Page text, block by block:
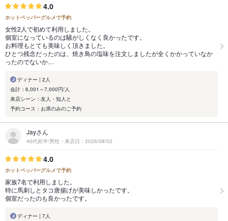
4.0
ホットペッパーグルメで予約
女性2人で初めて利用しました。
個室になっているのは騒がしくなく良かったです。
お料理もとても美味しく頂きました。
ひとつ残念だったのは、焼き鳥の塩味を注文しましたが全くかかっていなか
ったのでないか…
ディナー | 2人
会計：6,001～7,000円/人
来店シーン：友人・知人と
予約コース：お席のみのご予約
Jayさん
40代前半/男性・来店日：2026/08/02
4.0
ホットペッパーグルメで予約
家族7名で利用しました。
特に馬刺しとタコ唐揚げが美味しかったです。
個室だったのも良かったです。
ディナー | 7人